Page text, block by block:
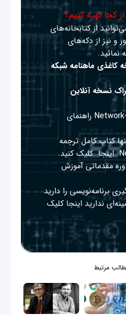
کجا تهیه کنیم؟
از کتابخانه‌های
و نیز از دکه‌های
نمائید.
کاغذی ماهنامه شبکه
نسخه آنلاین
+Network راهنمای
کتاب کامل ترجمه
اینجا کلیک کنید.
مقدماتی آموزش
برنامه‌نویسی را دارید
نداریداینجا کلیک
مرتبط